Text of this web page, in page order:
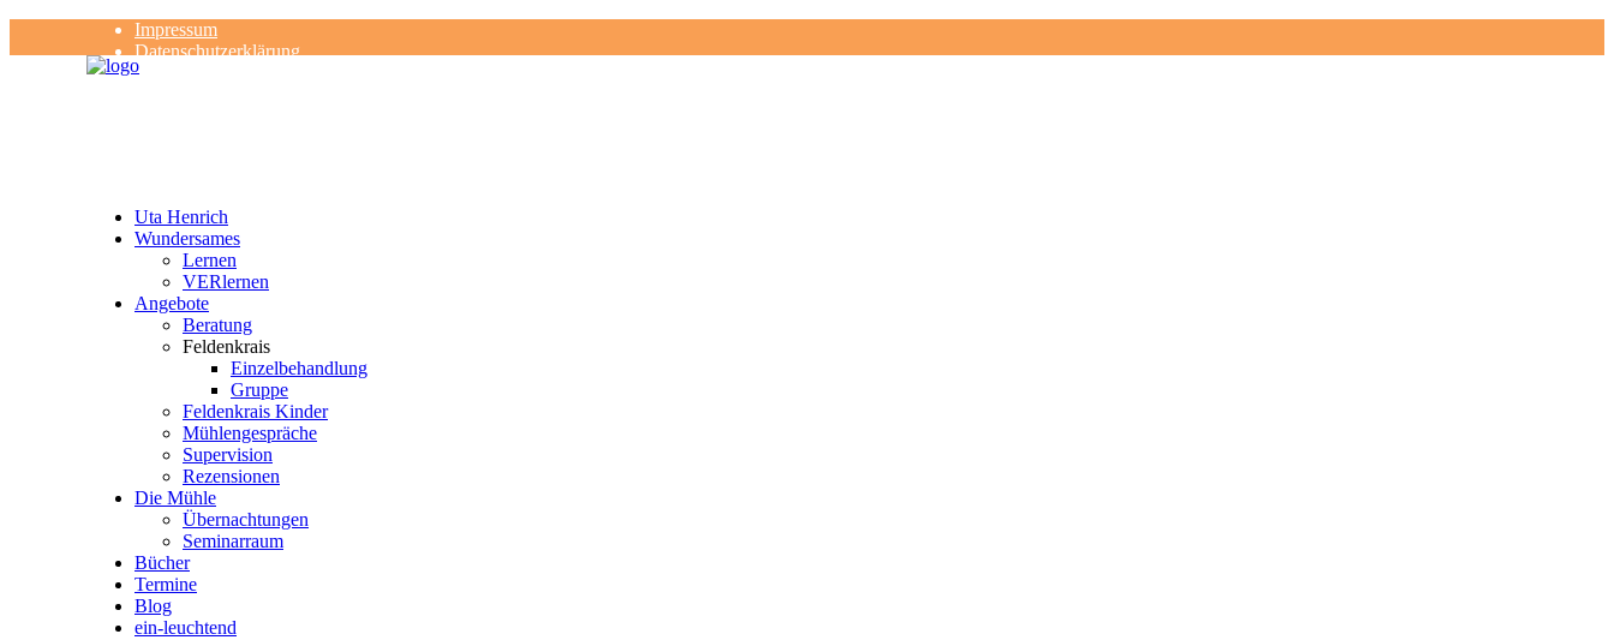
Impressum
Datenschutzerklärung
Kontakt
Uta Henrich
Wundersames
Lernen
VERlernen
Angebote
Beratung
Feldenkrais
Einzelbehandlung
Gruppe
Feldenkrais Kinder
Mühlengespräche
Supervision
Rezensionen
Die Mühle
Übernachtungen
Seminarraum
Bücher
Termine
Blog
ein-leuchtend